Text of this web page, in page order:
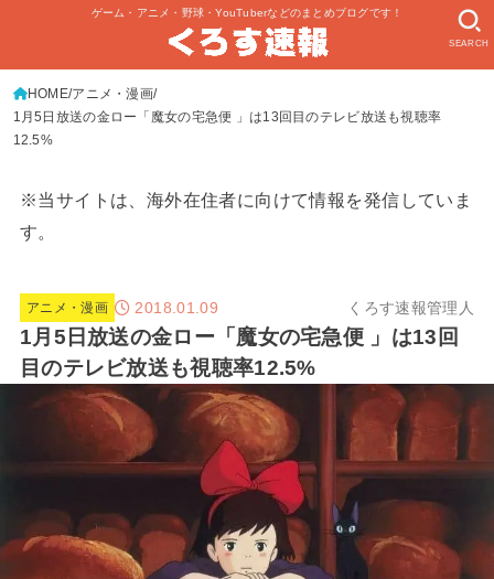
ゲーム・アニメ・野球・YouTuberなどのまとめブログです！
SEARCH
HOME アニメ・漫画
1月5日放送の金ロー「魔女の宅急便 」は13回目のテレビ放送も視聴率
12.5%
※当サイトは、海外在住者に向けて情報を発信していま
す。
アニメ・漫画 2018.01.09 くろす速報管理人
1月5日放送の金ロー「魔女の宅急便 」は13回
目のテレビ放送も視聴率12.5%